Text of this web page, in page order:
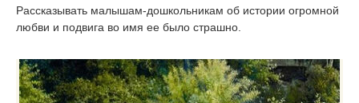
Рассказывать малышам-дошкольникам об истории огромной
любви и подвига во имя ее было страшно.